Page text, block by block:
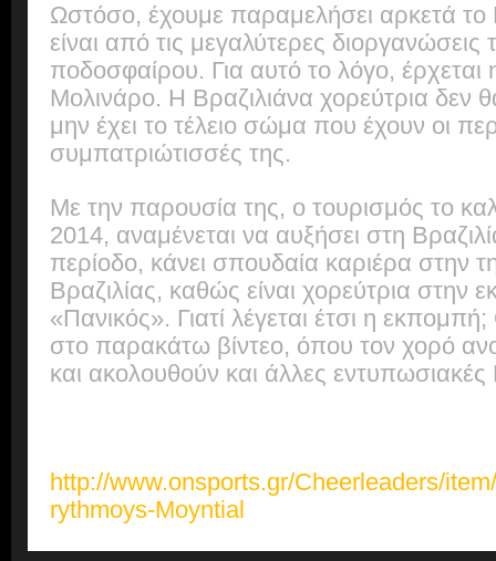
Ωστόσο, έχουμε παραμελήσει αρκετά το
είναι από τις μεγαλύτερες διοργανώσεις
ποδοσφαίρου. Για αυτό το λόγο, έρχεται
Μολινάρο. Η Βραζιλιάνα χορεύτρια δεν
μην έχει το τέλειο σώμα που έχουν οι
συμπατριώτισσές της.
Με την παρουσία της, ο τουρισμός το
2014, αναμένεται να αυξήσει στη
περίοδο, κάνει σπουδαία καριέρα στην
Βραζιλίας, καθώς είναι χορεύτρια στην
«Πανικός». Γιατί λέγεται έτσι η
στο παρακάτω βίντεο, όπου τον χορό
και ακολουθούν και άλλες εντυπωσιακές
http://www.onsports.gr/Cheerleaders/
rythmoys-Moyntial